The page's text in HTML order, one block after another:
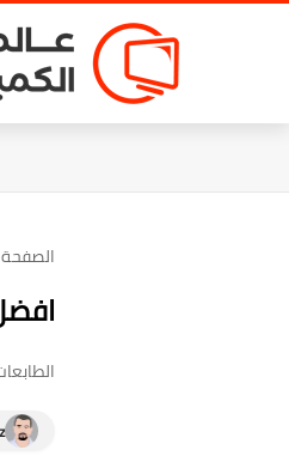
الصفحة
افضل 5 انواع للطابعات تصلح